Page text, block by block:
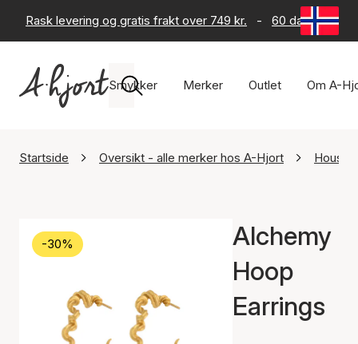
Rask levering og gratis frakt over 749 kr. - 60 dagers
Smykker Merker Outlet Om A-
Startside Oversikt - alle merker hos A-Hjort House
-30%
Alchemy
Hoop
Earrings